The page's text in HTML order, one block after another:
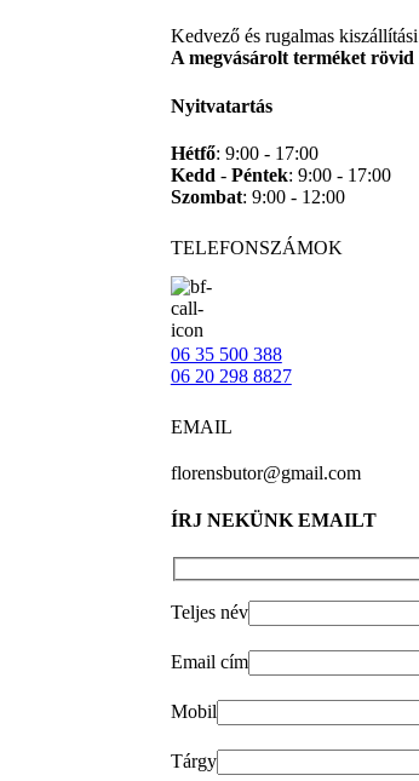
Kedvező és rugalmas
A megvásárolt terméket
Nyitvatartás
Hétfő: 9:00 - 17:00
Kedd - Péntek: 9:00 - 17:00
Szombat: 9:00 - 12:00
TELEFONSZÁMOK
06 35 500 388
06 20 298 8827
EMAIL
florensbutor@gmail.com
ÍRJ NEKÜNK EMAILT
Teljes név
Email cím
Mobil
Tárgy